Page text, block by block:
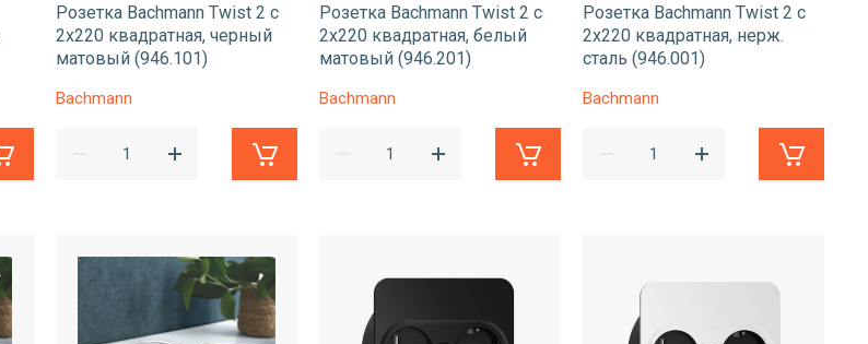
Розетка Bachmann Twist 2 с
2x220 квадратная, черный
матовый (946.101)
Bachmann
Розетка Bachmann Twist 2 с
2x220 квадратная, белый
матовый (946.201)
Bachmann
Розетка Bachmann Twist 2 с
2x220 квадратная, нерж.
сталь (946.001)
Bachmann